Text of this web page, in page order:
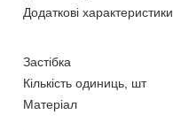
Додаткові характеристики
Застібка
Кількість одиниць, шт
Матеріал